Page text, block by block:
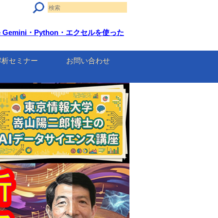
Gemini・Python・エクセルを使った
セミナー お問い合わせ